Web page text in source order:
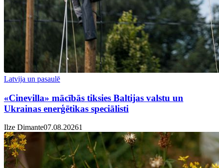
Latvija un pasaulē
«Cinevilla» mācībās tiksies Baltijas valstu un
Ukrainas enerģētikas speciālisti
Ilze Dimante07.08.20261